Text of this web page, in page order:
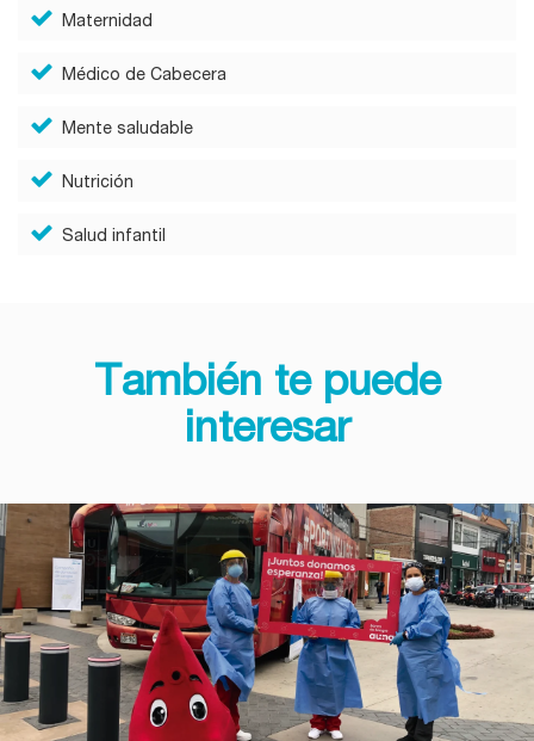
Maternidad
Médico de Cabecera
Mente saludable
Nutrición
Salud infantil
También te puede
interesar